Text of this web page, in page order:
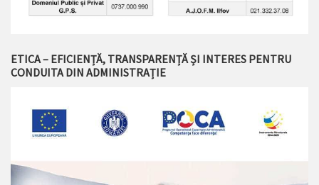
ETICA – EFICIENȚĂ, TRANSPARENȚĂ ȘI INTERES PENTRU
CONDUITA DIN ADMINISTRAȚIE